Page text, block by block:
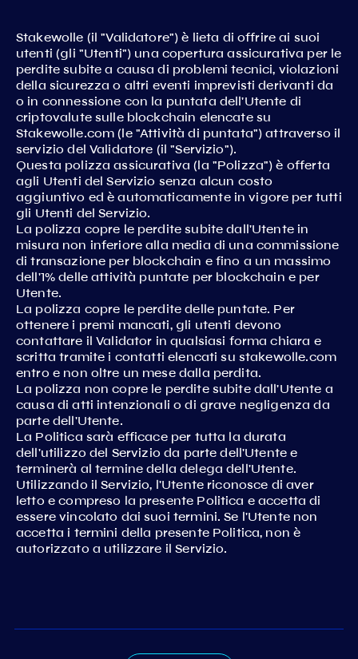
Stakewolle (il "Validatore") è lieta di offrire ai suoi
utenti (gli "Utenti") una copertura assicurativa per le
perdite subite a causa di problemi tecnici, violazioni
della sicurezza o altri eventi imprevisti derivanti da
o in connessione con la puntata dell'Utente di
criptovalute sulle blockchain elencate su
Stakewolle.com (le "Attività di puntata") attraverso il
servizio del Validatore (il "Servizio").
Questa polizza assicurativa (la "Polizza") è offerta
agli Utenti del Servizio senza alcun costo
aggiuntivo ed è automaticamente in vigore per tutti
gli Utenti del Servizio.
La polizza copre le perdite subite dall'Utente in
misura non inferiore alla media di una commissione
di transazione per blockchain e fino a un massimo
dell'1% delle attività puntate per blockchain e per
Utente.
La polizza copre le perdite delle puntate. Per
ottenere i premi mancati, gli utenti devono
contattare il Validator in qualsiasi forma chiara e
scritta tramite i contatti elencati su stakewolle.com
entro e non oltre un mese dalla perdita.
La polizza non copre le perdite subite dall'Utente a
causa di atti intenzionali o di grave negligenza da
parte dell'Utente.
La Politica sarà efficace per tutta la durata
dell'utilizzo del Servizio da parte dell'Utente e
terminerà al termine della delega dell'Utente.
Utilizzando il Servizio, l'Utente riconosce di aver
letto e compreso la presente Politica e accetta di
essere vincolato dai suoi termini. Se l'Utente non
accetta i termini della presente Politica, non è
autorizzato a utilizzare il Servizio.